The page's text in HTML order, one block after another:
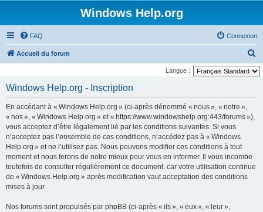
Windows Help.org
FAQ Connexion
Accueil du forum
e
Langue :
Windows Help.org - Inscription
En accédant à « Windows Help.org » (ci-après dénommé « nous », « notre »,
« nos », « Windows Help.org » et « https://www.windowshelp.org:443/forums »),
vous acceptez d’être légalement lié par les conditions suivantes. Si vous
n’acceptez pas l’ensemble de ces conditions, n’accédez pas à « Windows
Help.org » et ne l’utilisez pas. Nous pouvons modifier ces conditions à tout
moment et nous ferons de notre mieux pour vous en informer. Il vous incombe
toutefois de consulter régulièrement ce document, car votre utilisation continue
de « Windows Help.org » après modification vaut acceptation des conditions
mises à jour.
Nos forums sont propulsés par phpBB (ci-après « ils », « eux », « leur »,